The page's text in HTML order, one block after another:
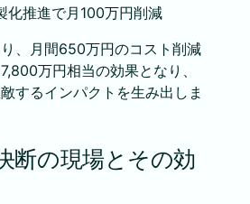
化推進で月100万円削減
、月間650万円のコスト削減
万円相当の効果となり、
するインパクトを生み出しま
断の現場とその効